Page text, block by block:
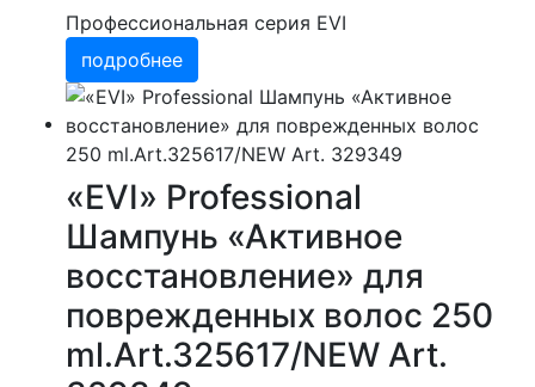
Профессиональная серия EVI
подробнее
«EVI» Professional
Шампунь «Активное
восстановление» для
поврежденных волос 250
ml.Art.325617/NEW Art.